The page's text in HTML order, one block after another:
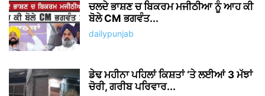
ਚਲਦੇ ਭਾਸ਼ਣ ਚ ਬਿਕਰਮ ਮਜੀਠੀਆ ਨੂੰ ਆਹ ਕੀ
ਬੋਲੇ CM ਭਗਵੰਤ...
dailypunjab
ਡੇਢ ਮਹੀਨਾ ਪਹਿਲਾਂ ਕਿਸ਼ਤਾਂ ‘ਤੇ ਲਈਆਂ 3 ਮੱਝਾਂ
ਚੋਰੀ, ਗਰੀਬ ਪਰਿਵਾਰ...